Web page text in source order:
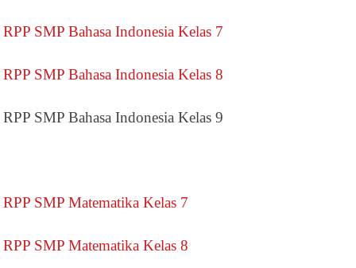
RPP SMP Bahasa Indonesia Kelas 7
RPP SMP Bahasa Indonesia Kelas 8
RPP SMP Bahasa Indonesia Kelas 9
RPP SMP Matematika Kelas 7
RPP SMP Matematika Kelas 8